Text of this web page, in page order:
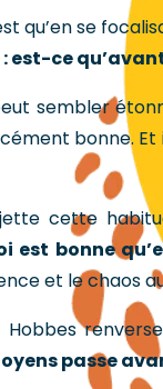
qu’en se
est-ce
sembler
bonne.
cette
est bonne
et le chaos
passe